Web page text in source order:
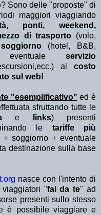
? Sono delle "proposte" di
maggiori viaggiando
ponti, weekend,
di trasporto (volo,
(hotel, B&B,
eventuale servizio
al costo
sul web!
"esemplificativo" ed è
sfruttando tutte le
e links) presenti
le tariffe più
+ soggiorno + eventuale
destinazione sulla base
nasce con l'intento di
"fai da te" ad
presenti sullo stesso
è possibile viaggiare e